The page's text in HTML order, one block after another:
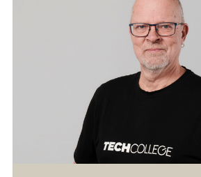
deltager opfylder uddannelsens m